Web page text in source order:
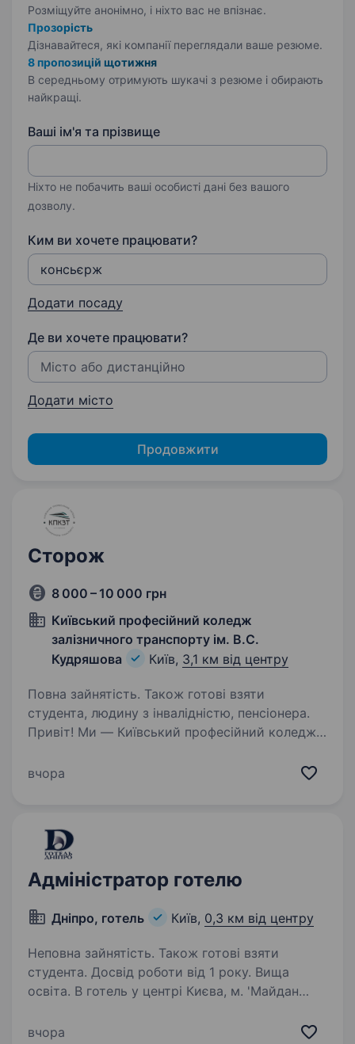
Розміщуйте анонімно, і ніхто вас не впізнає.
Прозорість
Дізнавайтеся, які компанії переглядали ваше резюме.
8 пропозицій щотижня
В середньому отримують шукачі з резюме і обирають
найкращі.
Ваші ім'я та прізвище
Ніхто не побачить ваші особисті дані без вашого
дозволу.
Ким ви хочете працювати?
Додати посаду
Де ви хочете працювати?
Додати місто
Продовжити
Сторож
8 000 – 10 000 грн
Київський професійний коледж
залізничного транспорту ім. В.С.
Кудряшова
Київ, 3,1 км від центру
Повна зайнятість. Також готові взяти
студента, людину з інвалідністю, пенсіонера.
Привіт! Ми — Київський професійний коледж
заклад з понад 150-річною історією,
команди на посаду…
вчора
Адміністратор готелю
Дніпро, готель Київ, 0,3 км від центру
Неповна зайнятість. Також готові взяти
студента. Досвід роботи від 1 року. Вища
освіта. В готель у центрі Києва, м. 'Майдан
прийому та розміщення. Ми пропонуємо:
вчора